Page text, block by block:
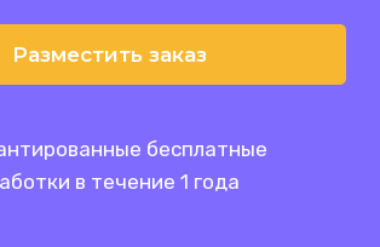
Разместить заказ
бесплатные
в течение 1 года